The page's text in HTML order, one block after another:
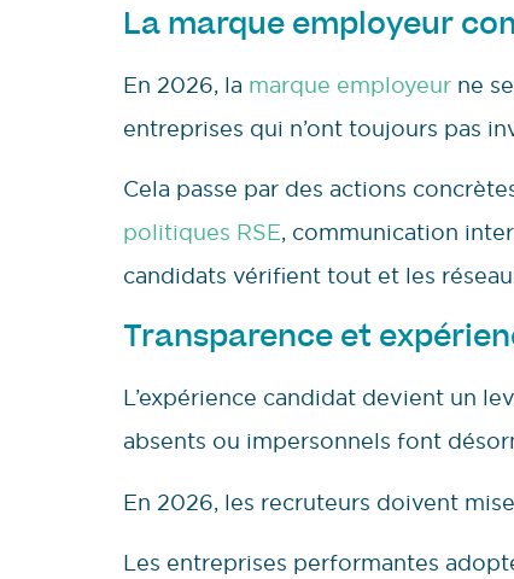
La marque employeur
En 2026, la marque employeur ne
entreprises qui n’ont toujours pas
Cela passe par des actions
politiques RSE, communication
candidats vérifient tout et les
Transparence et
L’expérience candidat devient un
absents ou impersonnels font
En 2026, les recruteurs doivent
Les entreprises performantes